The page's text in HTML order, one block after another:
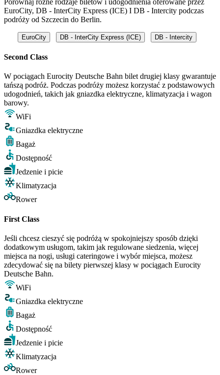
EuroCity, DB - InterCity Express (ICE) I DB - Intercity podczas
podróży od Szczecin do Berlin.
EuroCity DB - InterCity Express (ICE) DB - Intercity
Second Class
W pociągach Eurocity Deutsche Bahn bilet drugiej klasy gwarantuje
tańszą podróż. Podczas podróży możesz korzystać z podstawowych
udogodnień, takich jak gniazdka elektryczne, klimatyzacja i wagon
barowy.
WiFi
Gniazdka elektryczne
Bagaż
Dostępność
Jedzenie i picie
Klimatyzacja
Rower
First Class
Jeśli chcesz cieszyć się podróżą w spokojniejszy sposób dzięki
dodatkowym usługom, takim jak regulowane siedzenia, więcej
miejsca na nogi, usługi cateringowe i wybór miejsca, możesz
zdecydować się na bilety pierwszej klasy w pociągach Eurocity
Deutsche Bahn.
WiFi
Gniazdka elektryczne
Bagaż
Dostępność
Jedzenie i picie
Klimatyzacja
Rower